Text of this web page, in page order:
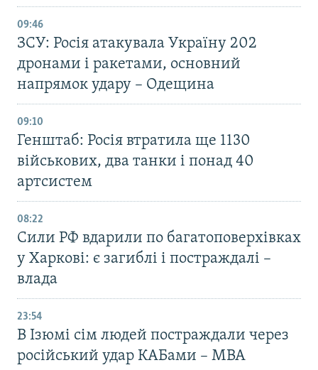
09:46
ЗСУ: Росія атакувала Україну 202
дронами і ракетами, основний
напрямок удару – Одещина
09:10
Генштаб: Росія втратила ще 1130
військових, два танки і понад 40
артсистем
08:22
Сили РФ вдарили по багатоповерхівках
у Харкові: є загиблі і постраждалі –
влада
23:54
В Ізюмі сім людей постраждали через
російський удар КАБами – МВА